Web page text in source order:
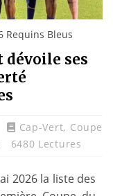
Requins Bleus
dévoile ses
Cap-Vert, Coupe
6480 Lectures
2026 la liste des